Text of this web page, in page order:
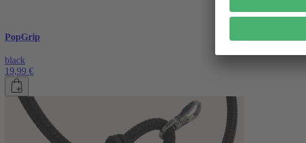
PopGrip
black
19,99 €